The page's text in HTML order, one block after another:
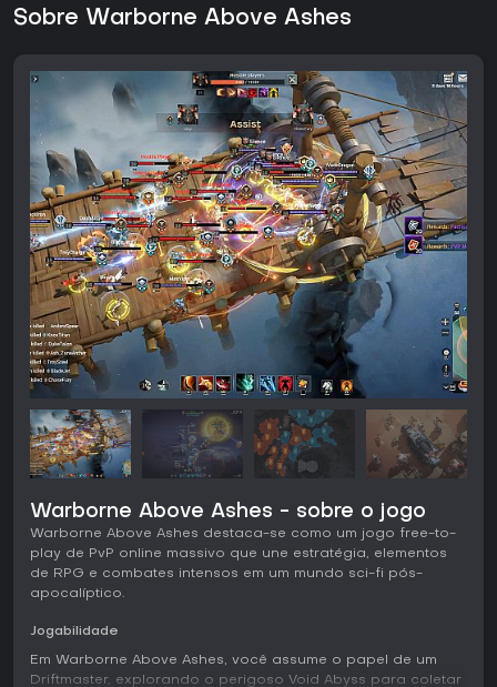
Sobre Warborne Above Ashes
Warborne Above Ashes - sobre o jogo
Warborne Above Ashes destaca-se como um jogo free-to-
play de PvP online massivo que une estratégia, elementos
de RPG e combates intensos em um mundo sci-fi pós-
apocalíptico.
Jogabilidade
Em Warborne Above Ashes, você assume o papel de um
Driftmaster, explorando o perigoso Void Abyss para coletar